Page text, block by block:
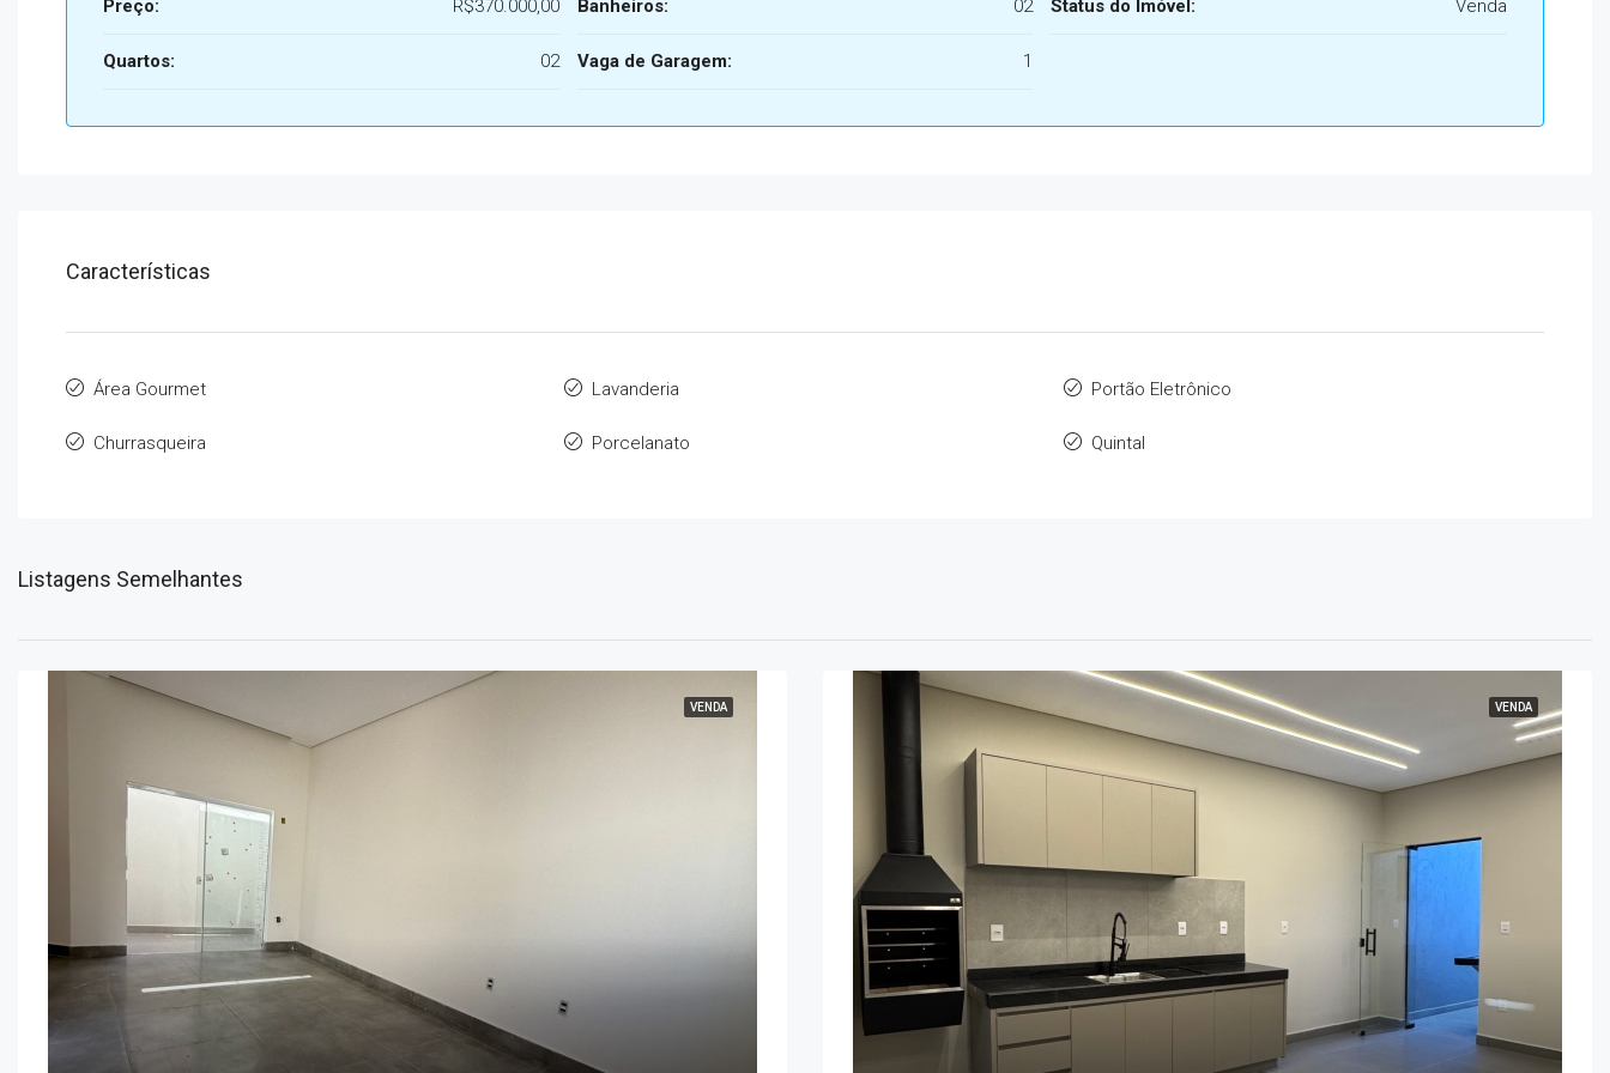
Preço: R$370.000,00
Quartos: 02
Banheiros: 02
Vaga de Garagem: 1
Status do Imóvel: Venda
Características
Área Gourmet
Churrasqueira
Lavanderia
Porcelanato
Portão Eletrônico
Quintal
Listagens Semelhantes
VENDA VENDA